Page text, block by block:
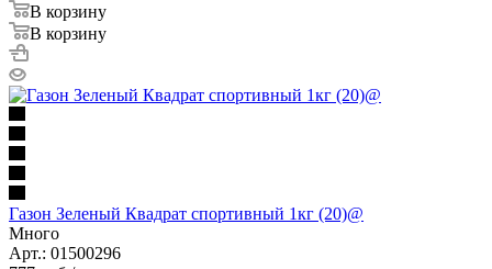
В корзину
В корзину
Газон Зеленый Квадрат спортивный 1кг (20)@
Много
Арт.: 01500296